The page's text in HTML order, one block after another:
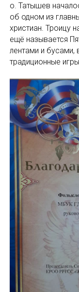
о. Татышев
об одном из
христиан. Троицу
ещё называется
лентами и бусами,
традиционные